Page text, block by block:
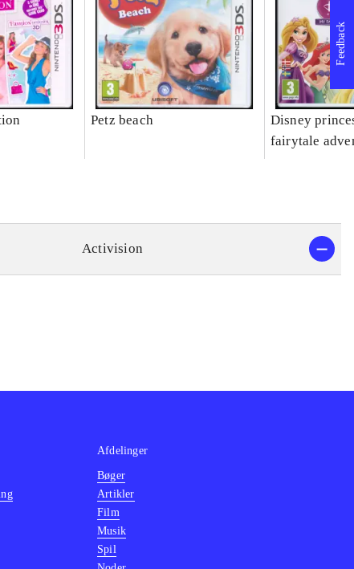
Petz beach
Disney
fairytale
Activision
Feedback
Afdelinger
Bøger
Artikler
Film
Musik
Spil